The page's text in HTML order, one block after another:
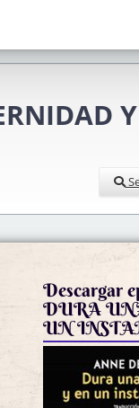
Descargar
DURA
UN